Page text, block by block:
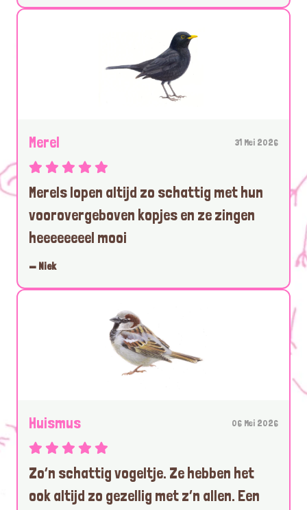
Merel 31 Mei 2026
Merels lopen altijd zo schattig met hun
voorovergeboven kopjes en ze zingen
heeeeeeeel mooi
— Niek
Huismus 06 Mei 2026
Zo’n schattig vogeltje. Ze hebben het
ook altijd zo gezellig met z’n allen. Een